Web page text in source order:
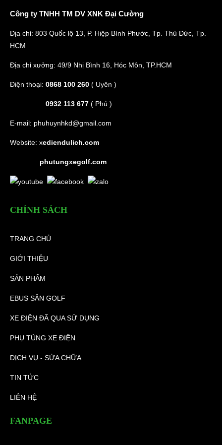
Công ty TNHH TM DV XNK Đại Cường
Địa chỉ: 803 Quốc lộ 13, P. Hiệp Bình Phước, Tp. Thủ Đức, Tp.
HCM
Địa chỉ xưởng: 49/9 Nhị Bình 16, Hóc Môn, TP.HCM
Điện thoại: 0868 100 260 ( Uyên )
0932 113 677 ( Phú )
E-mail: phuhuynhkd@gmail.com
Website: xediendulich.com
phutungxegolf.com
CHÍNH SÁCH
TRANG CHỦ
GIỚI THIỆU
SẢN PHẨM
EBUS SÂN GOLF
XE ĐIỆN ĐÃ QUA SỬ DỤNG
PHỤ TÙNG XE ĐIỆN
DỊCH VỤ - SỬA CHỮA
TIN TỨC
LIÊN HỆ
FANPAGE